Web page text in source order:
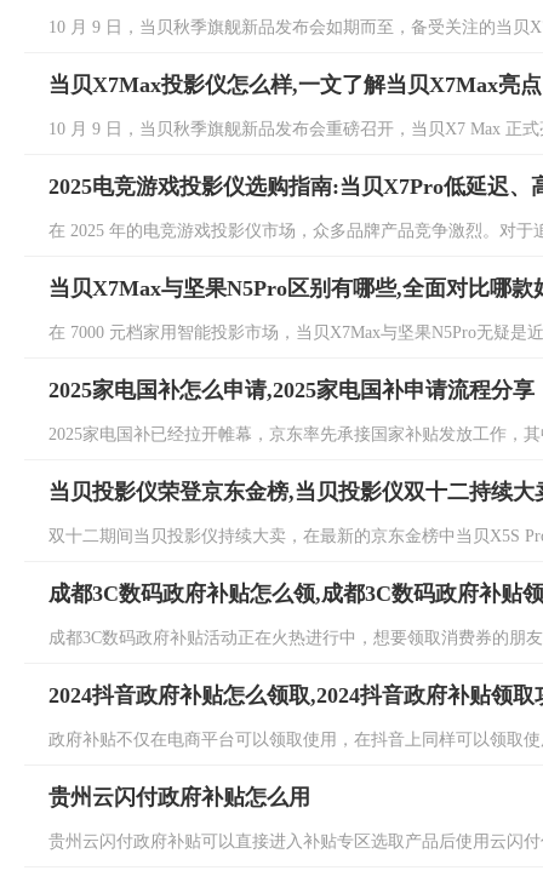
10 月 9 日，当贝秋季旗舰新品发布会如期而至，备受关注的当贝
当贝X7Max投影仪怎么样,一文了解当贝X7Max亮点
10 月 9 日，当贝秋季旗舰新品发布会重磅召开，当贝X7 Max 正
2025电竞游戏投影仪选购指南:当贝X7Pro低延迟、
在 2025 年的电竞游戏投影仪市场，众多品牌产品竞争激烈。对
当贝X7Max与坚果N5Pro区别有哪些,全面对比哪款
在 7000 元档家用智能投影市场，当贝X7Max与坚果N5Pro无疑是
2025家电国补怎么申请,2025家电国补申请流程分享
2025家电国补已经拉开帷幕，京东率先承接国家补贴发放工作，
当贝投影仪荣登京东金榜,当贝投影仪双十二持续大
双十二期间当贝投影仪持续大卖，在最新的京东金榜中当贝X5S
成都3C数码政府补贴怎么领,成都3C数码政府补贴
成都3C数码政府补贴活动正在火热进行中，想要领取消费券的朋
2024抖音政府补贴怎么领取,2024抖音政府补贴领取
政府补贴不仅在电商平台可以领取使用，在抖音上同样可以领取
贵州云闪付政府补贴怎么用
贵州云闪付政府补贴可以直接进入补贴专区选取产品后使用云闪